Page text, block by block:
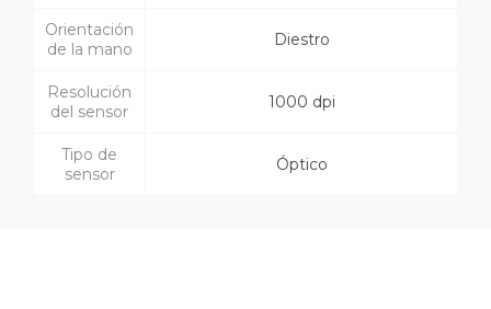
Orientación
de la mano
Diestro
Resolución
del sensor
1000 dpi
Tipo de
sensor
Óptico